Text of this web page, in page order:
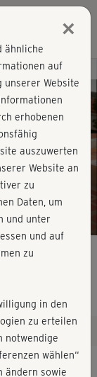
×
ähnliche
auf
unserer Website
erhobenen
auszuwerten
Website an
zu
Daten, um
und unter
und auf
zu
in den
zu erteilen
notwendige
wählen“
ändern sowie